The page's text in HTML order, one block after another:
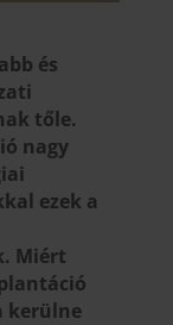
és
tőle.
nagy
ezek a
Miért
kerülne